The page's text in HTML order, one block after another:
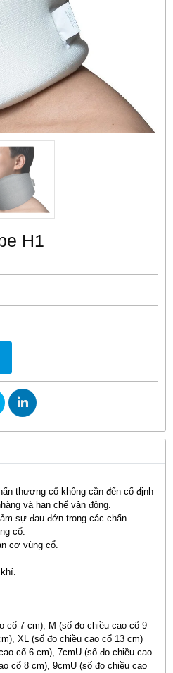
H1
thương cổ không cần đến cố định
và hạn chế vận động.
sự đau đớn trong các chấn
cổ.
cơ vùng cổ.
cổ 7 cm), M (số đo chiều cao cổ 9
XL (số đo chiều cao cổ 13 cm)
cổ 6 cm), 7cmU (số đo chiều cao
cổ 8 cm), 9cmU (số đo chiều cao